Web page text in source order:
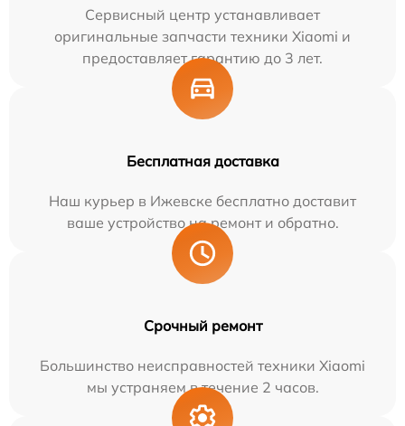
Сервисный центр устанавливает
оригинальные запчасти техники Xiaomi и
предоставляет гарантию до 3 лет.
Бесплатная доставка
Наш курьер в Ижевске бесплатно доставит
ваше устройство на ремонт и обратно.
Срочный ремонт
Большинство неисправностей техники Xiaomi
мы устраняем в течение 2 часов.